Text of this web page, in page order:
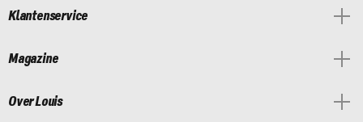
Klantenservice
Magazine
Over Louis